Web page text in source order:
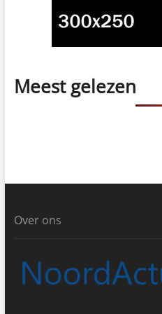
Meest gelezen
Over ons